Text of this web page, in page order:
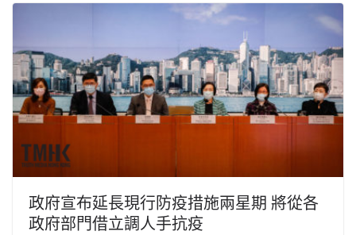
政府宣布延長現行防疫措施兩星期 將從各
政府部門借立調人手抗疫